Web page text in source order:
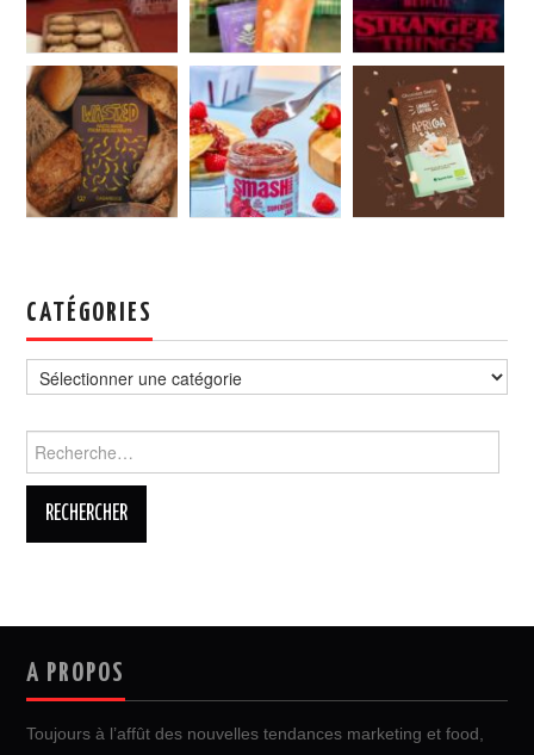
CATÉGORIES
A PROPOS
Toujours à l’affût des nouvelles tendances marketing et food,